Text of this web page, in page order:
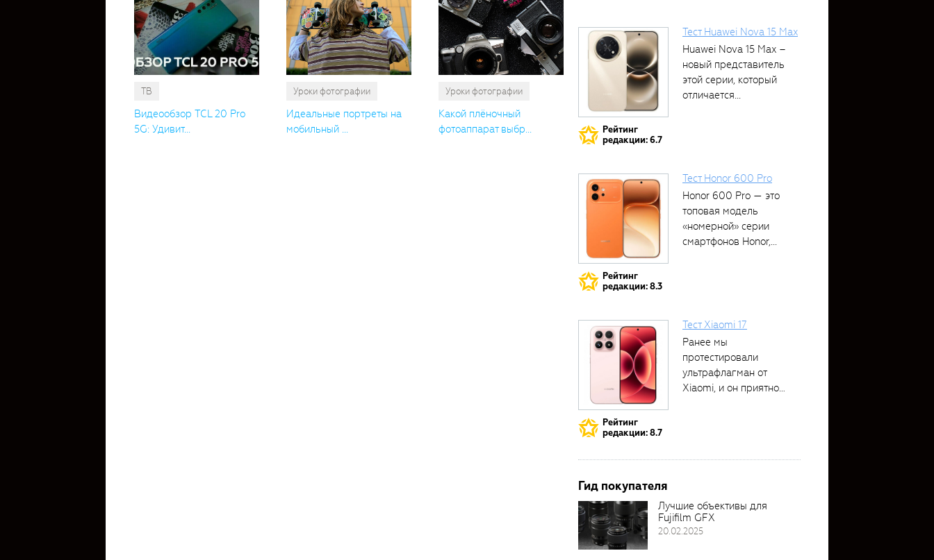
ТВ
Видеообзор TCL 20 Pro
5G: Удивит...
Уроки фотографии
Идеальные портреты на
мобильный ...
Уроки фотографии
Какой плёночный
фотоаппарат выбр...
Рейтинг
редакции: 6.7
Тест Huawei Nova 15 Max
Huawei Nova 15 Max –
новый представитель
этой серии, который
отличается...
Рейтинг
редакции: 8.3
Тест Honor 600 Pro
Honor 600 Pro — это
топовая модель
«номерной» серии
смартфонов Honor,...
Рейтинг
редакции: 8.7
Тест Xiaomi 17
Ранее мы
протестировали
ультрафлагман от
Xiaomi, и он приятно
Гид покупателя
Лучшие объективы для
Fujifilm GFX
20.02.2025